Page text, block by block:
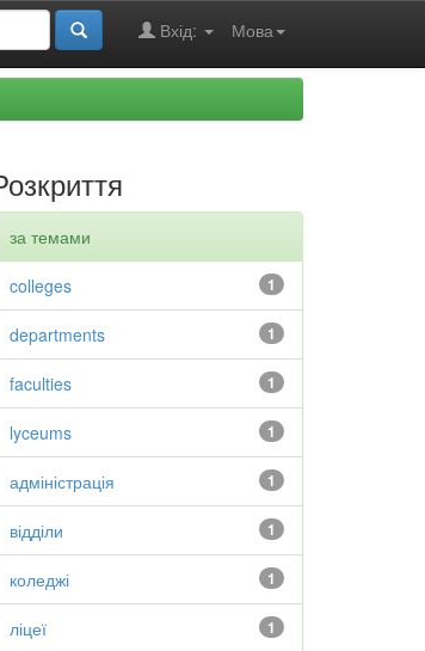
Мова
Вхід:
за темами
1
colleges
1
departments
1
faculties
1
lyceums
1
адміністрація
1
відділи
1
коледжі
1
ліцеї